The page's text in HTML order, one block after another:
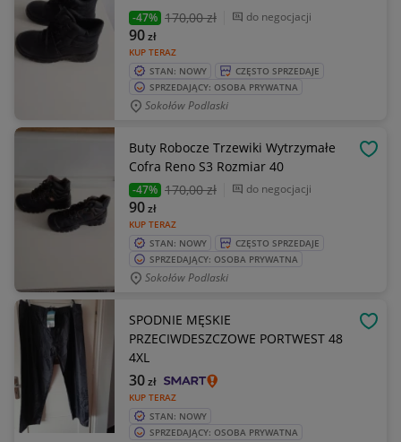
-47% 170,00 zł do negocjacji
KUP TERAZ
90zł
STAN: NOWY
CZĘSTO SPRZEDAJE
SPRZEDAJĄCY: OSOBA PRYWATNA
Sokołów Podlaski
Buty Robocze Trzewiki Wytrzymałe
Cofra Reno S3 Rozmiar 40
-47% 170,00 zł do negocjacji
KUP TERAZ
90zł
STAN: NOWY
CZĘSTO SPRZEDAJE
SPRZEDAJĄCY: OSOBA PRYWATNA
Sokołów Podlaski
SPODNIE MĘSKIE
PRZECIWDESZCZOWE PORTWEST 48
4XL
KUP TERAZ
30zł
STAN: NOWY
SPRZEDAJĄCY: OSOBA PRYWATNA